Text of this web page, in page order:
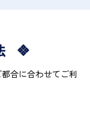
合に合わせてご利